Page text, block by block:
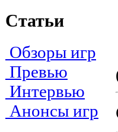
Статьи
Обзоры игр
Превью
Интервью
Анонсы игр